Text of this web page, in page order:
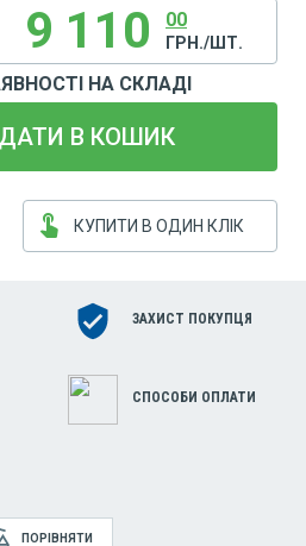
9 110 00
ГРН./ШТ.
НА СКЛАДІ
В КОШИК
touch_app КУПИТИ В ОДИН КЛІК
ЗАХИСТ ПОКУПЦЯ
СПОСОБИ ОПЛАТИ
ПОРІВНЯТИ